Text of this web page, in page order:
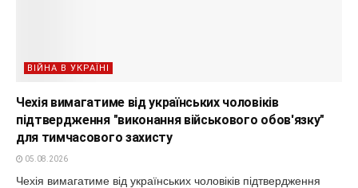
ВІЙНА В УКРАЇНІ
Чехія вимагатиме від українських чоловіків
підтвердження "виконання військового обов'язку"
для тимчасового захисту
05.08.2026
Чехія вимагатиме від українських чоловіків підтвердження